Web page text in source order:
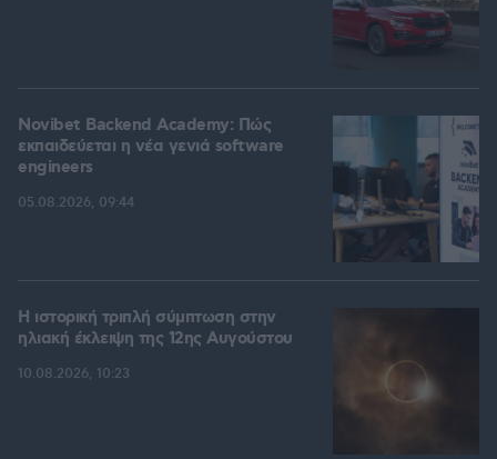
Novibet Backend Academy: Πώς
εκπαιδεύεται η νέα γενιά software
engineers
05.08.2026, 09:44
Η ιστορική τριπλή σύμπτωση στην
ηλιακή έκλειψη της 12ης Αυγούστου
10.08.2026, 10:23